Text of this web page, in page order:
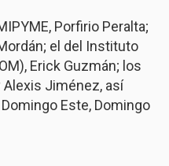
Porfirio Peralta;
el del Instituto
Erick Guzmán; los
Alexis Jiménez, así
Este, Domingo